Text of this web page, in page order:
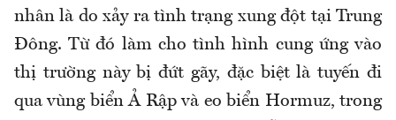
nhân là do xảy ra tình trạng xung đột tại Trung
Đông. Từ đó làm cho tình hình cung ứng vào
thị trường này bị đứt gãy, đặc biệt là tuyến đi
qua vùng biển Ả Rập và eo biển Hormuz, trong